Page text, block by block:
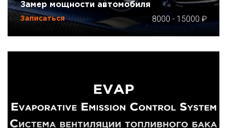
Замер мощности автомобиля
Записаться 8000 - 15000